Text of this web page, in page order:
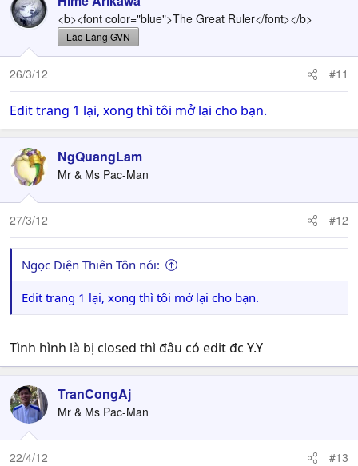
<b><font color="blue">The Great Ruler</font></b>
Lão Làng GVN
26/3/12 #11
Edit trang 1 lại, xong thì tôi mở lại cho bạn.
NgQuangLam
Mr & Ms Pac-Man
27/3/12 #12
Ngọc Diện Thiên Tôn nói:
Edit trang 1 lại, xong thì tôi mở lại cho bạn.
Tình hình là bị closed thì đâu có edit đc Y.Y
TranCongAj
Mr & Ms Pac-Man
22/4/12 #13